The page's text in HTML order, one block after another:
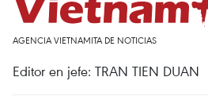
AGENCIA VIETNAMITA DE NOTICIAS
Editor en jefe: TRAN TIEN DUAN